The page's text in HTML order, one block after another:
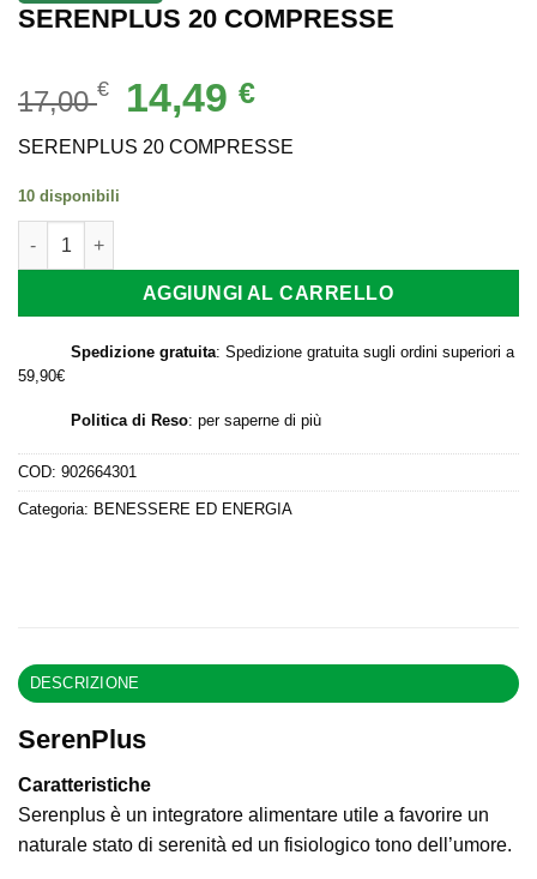
SERENPLUS 20 COMPRESSE
17,00€
Il
prezzo
originale
14,49€Il
attuale
SERENPLUS 20 COMPRESSE
10 disponibili
SERENPLUS 20 COMPRESSE quantità
AGGIUNGI AL CARRELLO
Spedizione gratuita: Spedizione gratuita sugli ordini superiori a
59,90€
Politica di Reso: per saperne di più
COD: 902664301
Categoria: BENESSERE ED ENERGIA
DESCRIZIONE
SerenPlus
Caratteristiche
Serenplus è un integratore alimentare utile a favorire un
naturale stato di serenità ed un fisiologico tono dell’umore.